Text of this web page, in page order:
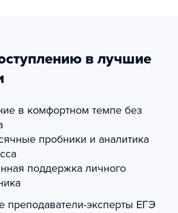
в лучшие
в комфортном темпе без
пробники и аналитика
поддержка личного
преподаватели-эксперты ЕГЭ